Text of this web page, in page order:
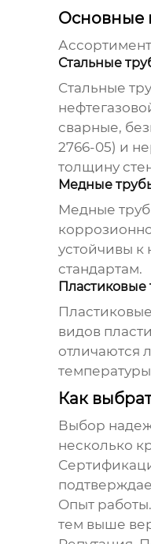
Основные
Ассортимент
Стальные
Стальные
сварные,
2766-05) и
толщину
Медные
Медные
устойчивы к
стандартам.
Пластиковые
видов
отличаются
Как
Выбор
несколько
Опыт работы.
тем выше